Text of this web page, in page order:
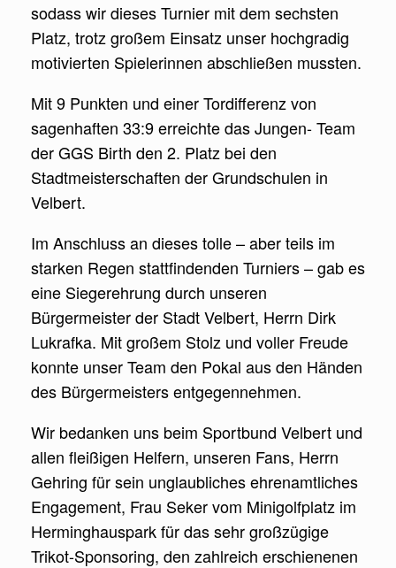
sodass wir dieses Turnier mit dem sechsten
Platz, trotz großem Einsatz unser hochgradig
motivierten Spielerinnen abschließen mussten.
Mit 9 Punkten und einer Tordifferenz von
sagenhaften 33:9 erreichte das Jungen- Team
der GGS Birth den 2. Platz bei den
Stadtmeisterschaften der Grundschulen in
Velbert.
Im Anschluss an dieses tolle – aber teils im
starken Regen stattfindenden Turniers – gab es
eine Siegerehrung durch unseren
Bürgermeister der Stadt Velbert, Herrn Dirk
Lukrafka. Mit großem Stolz und voller Freude
konnte unser Team den Pokal aus den Händen
des Bürgermeisters entgegennehmen.
Wir bedanken uns beim Sportbund Velbert und
allen fleißigen Helfern, unseren Fans, Herrn
Gehring für sein unglaubliches ehrenamtliches
Engagement, Frau Seker vom Minigolfplatz im
Herminghauspark für das sehr großzügige
Trikot-Sponsoring, den zahlreich erschienenen